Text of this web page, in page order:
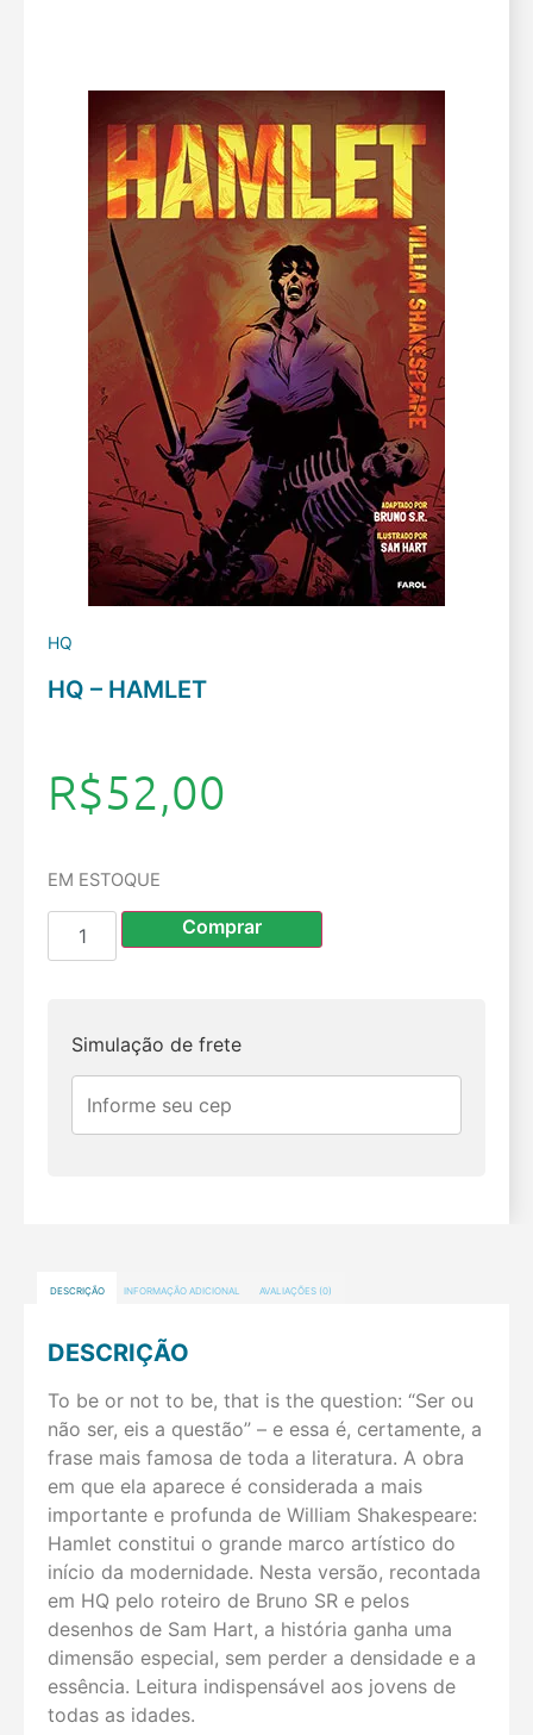
HQ
HQ – HAMLET
R$52,00
EM ESTOQUE
Comprar
Simulação de frete
DESCRIÇÃO INFORMAÇÃO ADICIONAL AVALIAÇÕES (0)
DESCRIÇÃO
To be or not to be, that is the question: “Ser ou
não ser, eis a questão” – e essa é, certamente, a
frase mais famosa de toda a literatura. A obra
em que ela aparece é considerada a mais
importante e profunda de William Shakespeare:
Hamlet constitui o grande marco artístico do
início da modernidade. Nesta versão, recontada
em HQ pelo roteiro de Bruno SR e pelos
desenhos de Sam Hart, a história ganha uma
dimensão especial, sem perder a densidade e a
essência. Leitura indispensável aos jovens de
todas as idades.